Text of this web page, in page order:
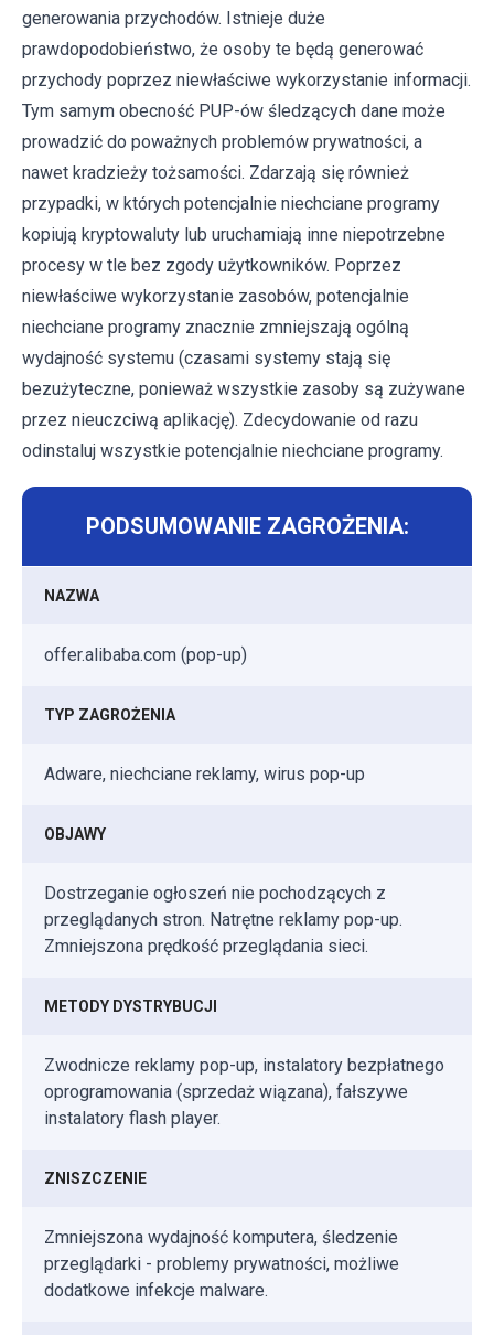
generowania przychodów. Istnieje duże
prawdopodobieństwo, że osoby te będą generować
przychody poprzez niewłaściwe wykorzystanie informacji.
Tym samym obecność PUP-ów śledzących dane może
prowadzić do poważnych problemów prywatności, a
nawet kradzieży tożsamości. Zdarzają się również
przypadki, w których potencjalnie niechciane programy
kopiują kryptowaluty lub uruchamiają inne niepotrzebne
procesy w tle bez zgody użytkowników. Poprzez
niewłaściwe wykorzystanie zasobów, potencjalnie
niechciane programy znacznie zmniejszają ogólną
wydajność systemu (czasami systemy stają się
bezużyteczne, ponieważ wszystkie zasoby są zużywane
przez nieuczciwą aplikację). Zdecydowanie od razu
odinstaluj wszystkie potencjalnie niechciane programy.
PODSUMOWANIE ZAGROŻENIA:
NAZWA
offer.alibaba.com (pop-up)
TYP ZAGROŻENIA
Adware, niechciane reklamy, wirus pop-up
OBJAWY
Dostrzeganie ogłoszeń nie pochodzących z
przeglądanych stron. Natrętne reklamy pop-up.
Zmniejszona prędkość przeglądania sieci.
METODY DYSTRYBUCJI
Zwodnicze reklamy pop-up, instalatory bezpłatnego
oprogramowania (sprzedaż wiązana), fałszywe
instalatory flash player.
ZNISZCZENIE
Zmniejszona wydajność komputera, śledzenie
przeglądarki - problemy prywatności, możliwe
dodatkowe infekcje malware.